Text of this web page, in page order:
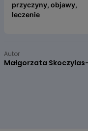
przyczyny, objawy,
leczenie
of
2
Autor
Małgorzata